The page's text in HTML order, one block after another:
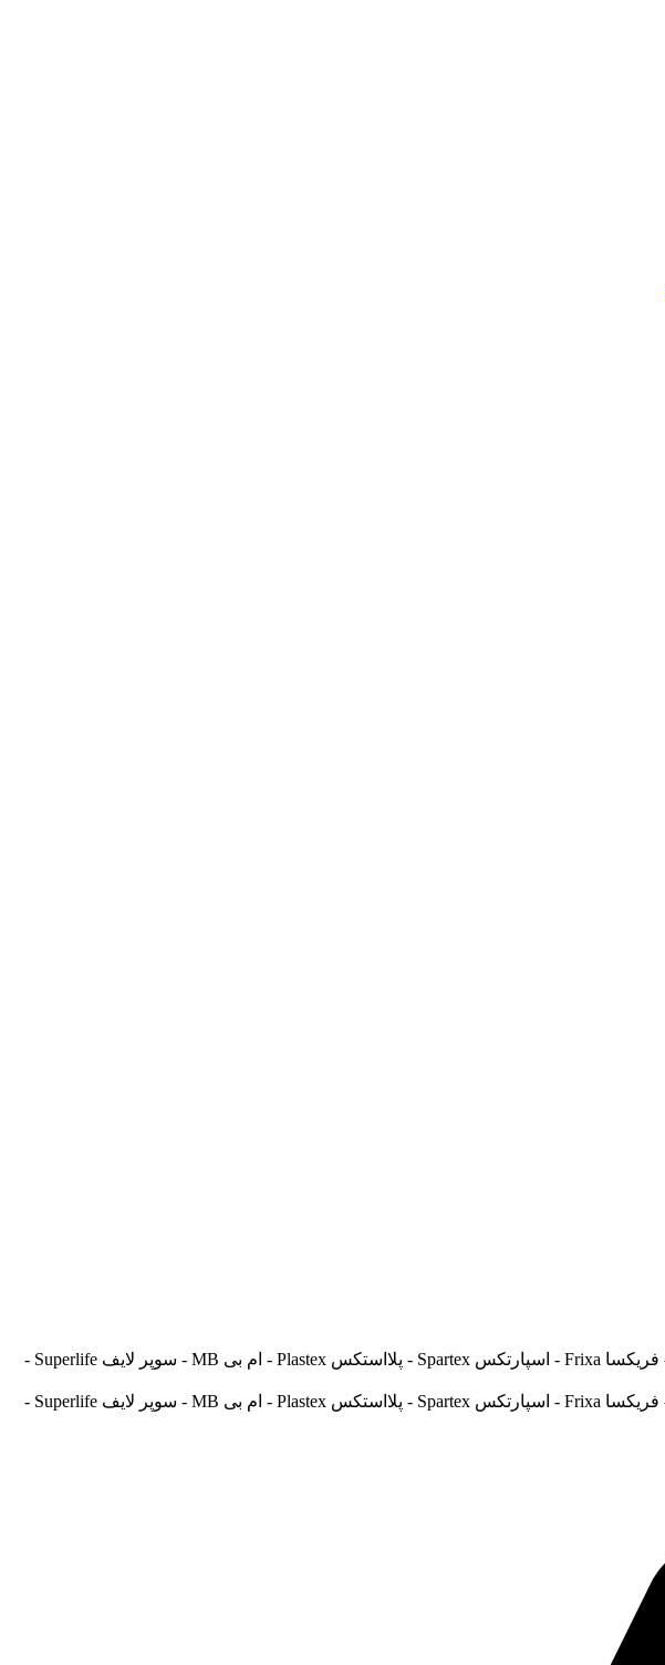
آسیالنت Asilent - جهانلنت Jahanlent - ایرانلنت Iranlent - پارس Pars - برنتا Brenta - آریتما Aritma - آفورتیس Afortis - فریکسا Frixa - اسپارتکس Spartex - پلااستکس Plastex - ام بی MB - سوپر لایف Superlife -
آسیالنت Asilent - جهانلنت Jahanlent - ایرانلنت Iranlent - پارس Pars - برنتا Brenta - آریتما Aritma - آفورتیس Afortis - فریکسا Frixa - اسپارتکس Spartex - پلااستکس Plastex - ام بی MB - سوپر لایف Superlife -